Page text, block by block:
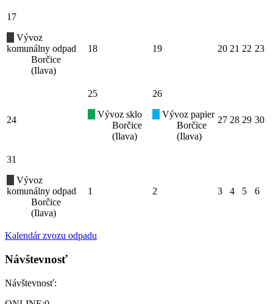
17
Vývoz
komunálny odpad
Borčice
(Ilava)
18 19 20 21 22 23
24
25
Vývoz sklo
Borčice
(Ilava)
26
Vývoz papier
Borčice
(Ilava)
27 28 29 30
31
Vývoz
komunálny odpad
Borčice
(Ilava)
1 2 3 4 5 6
Kalendár zvozu odpadu
Návštevnosť
Návštevnosť: